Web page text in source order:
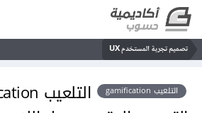
تصميم تجربة المستخدم UX
التلعيب gamification